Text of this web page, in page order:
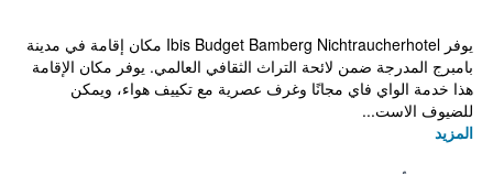
يوفر Ibis Budget Bamberg Nichtraucherhotel مكان إقامة في مدينة
بامبرج المدرجة ضمن لائحة التراث الثقافي العالمي. يوفر مكان الإقامة
هذا خدمة الواي فاي مجانًا وغرف عصرية مع تكييف هواء، ويمكن
للضيوف الاست...
المزيد